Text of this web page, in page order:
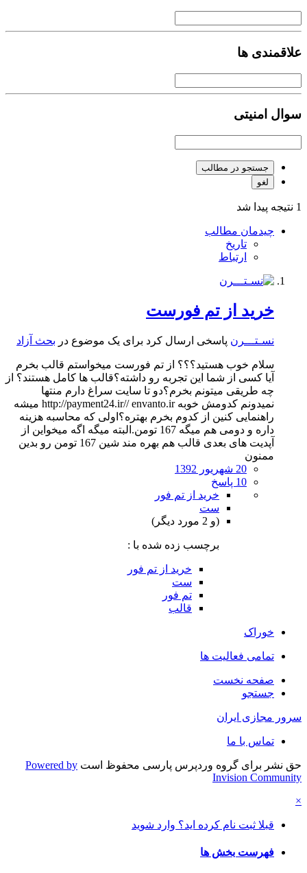
علاقمندی ها
سوال امنیتی
جستجو در مطالب
لغو
1 نتیجه پیدا شد
چیدمان مطالب
تاریخ
ارتباط
خرید از تم فورست
نسـتـــرن پاسخی ارسال کرد برای یک موضوع در بحث آزاد
سلام خوب هستید؟؟؟ از تم فورست میخواستم قالب بخرم
آیا کسی از شما این تجربه رو داشته؟قالب ها کامل هستند؟ از
چه طریقی میتونم بخرم؟دو تا سایت سراغ دارم منتها
نمیدونم کدومش خوبه http://payment24.ir// envanto.ir میشه
راهنمایی کنین از کدوم بخرم بهتره؟اولی که محاسبه هزینه
داره و دومی هم میگه 167 تومن.البته میگه اگه میخواین از
آپدیت های بعدی قالب هم بهره مند شین 167 تومن رو بدین
ممنون
20 شهریور 1392
10 پاسخ
خرید از تم فور
ست
(و 2 مورد دیگر)
برچسب زده شده با :
خرید از تم فور
ست
تم فور
قالب
خوراک
تمامی فعالیت ها
صفحه نخست
جستجو
سرور مجازی ایران
تماس با ما
حق نشر برای گروه وردپرس پارسی محفوظ است Powered by
Invision Community
×
قبلا ثبت نام کرده اید؟ وارد شوید
فهرست بخش ها